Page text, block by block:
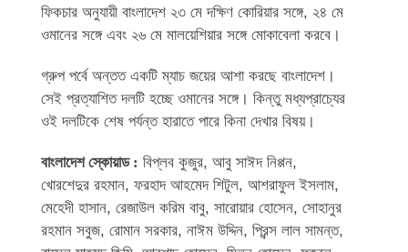
ফিকচার অনুযায়ী বাংলাদেশ ২৩ মে দক্ষিণ কোরিয়ার সঙ্গে, ২৪ মে
ওমানের সঙ্গে এবং ২৬ মে মালয়েশিয়ার সঙ্গে মোকাবেলা করবে।
গ্রুপ পর্বে অন্তত একটি ম্যাচ জয়ের আশা করছে বাংলাদেশ।
সেই প্রত্যাশিত দলটি হচ্ছে ওমানের সঙ্গে। কিন্তু মধ্যপ্রাচ্যের
ওই দলটিকে শেষ পর্যন্ত হারাতে পারে কিনা দেখার বিষয়।
বাংলাদেশ স্কোয়াড : বিপ্লব কুজুর, আবু সাঈদ নিপ্পন,
খোরশেদুর রহমান, ফরহাদ আহমেদ শিটুল, আশরাফুল ইসলাম,
মেহেদী হাসান, রেজাউল করিম বাবু, সারোয়ার হোসেন, সোহানুর
রহমান সবুজ, রোমান সরকার, নাঈম উদ্দিন, প্রিন্স লাল সামন্ত,